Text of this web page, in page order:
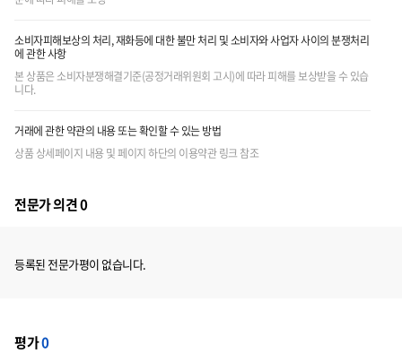
소비자피해보상의 처리, 재화등에 대한 불만 처리 및 소비자와 사업자 사이의 분쟁처리
에 관한 사항
본 상품은 소비자분쟁해결기준(공정거래위원회 고시)에 따라 피해를 보상받을 수 있습
니다.
거래에 관한 약관의 내용 또는 확인할 수 있는 방법
상품 상세페이지 내용 및 페이지 하단의 이용약관 링크 참조
전문가 의견 0
등록된 전문가평이 없습니다.
평가0